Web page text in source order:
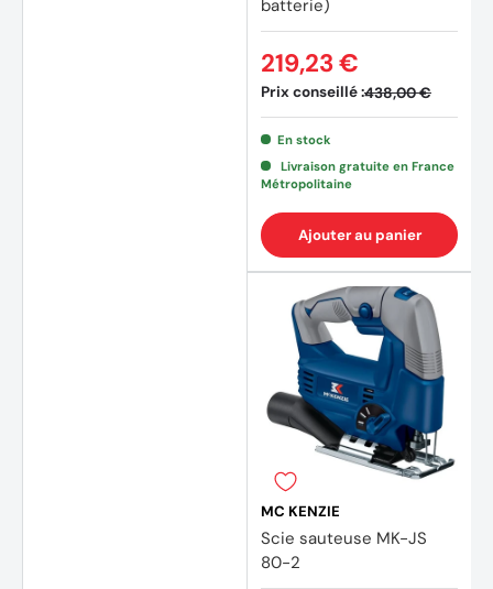
batterie)
Prix conseillé :438,00 €
219,23 €
En stock
Livraison gratuite en France
Métropolitaine
Ajouter au panier
MC KENZIE
Scie sauteuse MK-JS
80-2